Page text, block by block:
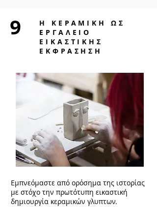
9
Η ΚΕΡΑΜΙΚΗ ΩΣ
ΕΡΓΑΛΕΙΟ
ΕΙΚΑΣΤΙΚΗΣ
ΕΚΦΡΑΣΗΣΗ
Εμπνεόμαστε από ορόσημα της ιστορίας
με στόχο την πρωτότυπη εικαστική
δημιουργία κεραμικών γλυπτων.